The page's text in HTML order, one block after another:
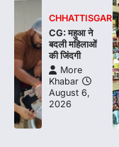
CHHATTISGARH
CG: महुआ ने
बदली महिलाओं
की जिंदगी
More
Khabar
August 6,
2026